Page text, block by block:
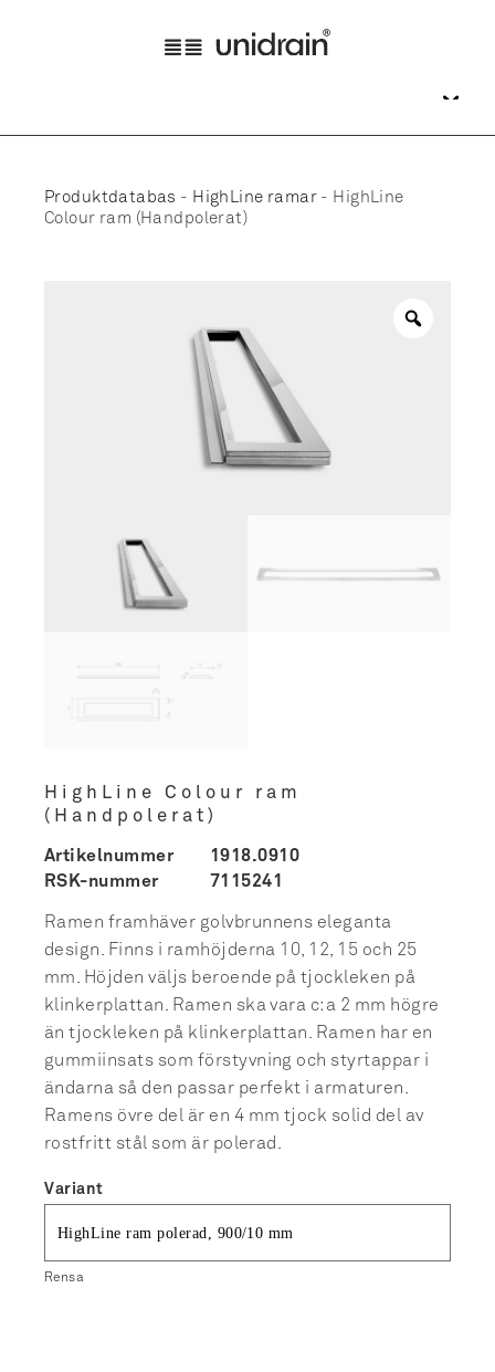
Produktdatabas - HighLine ramar - HighLine
Colour ram (Handpolerat)
HighLine Colour ram
(Handpolerat)
Artikelnummer
1918.0910
RSK-nummer
7115241
Ramen framhäver golvbrunnens eleganta
design. Finns i ramhöjderna 10, 12, 15 och 25
mm. Höjden väljs beroende på tjockleken på
klinkerplattan. Ramen ska vara c:a 2 mm högre
än tjockleken på klinkerplattan. Ramen har en
gummiinsats som förstyvning och styrtappar i
ändarna så den passar perfekt i armaturen.
Ramens övre del är en 4 mm tjock solid del av
rostfritt stål som är polerad.
Variant
Rensa